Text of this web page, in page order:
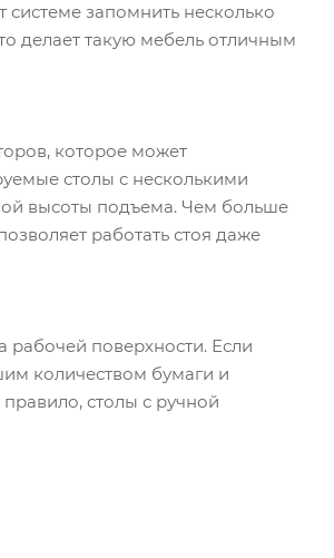
запомнить несколько
делает такую мебель отличным
которое может
столы с несколькими
высоты подъема. Чем больше
работать стоя даже
рабочей поверхности. Если
количеством бумаги и
столы с ручной